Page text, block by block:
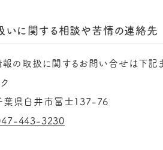
に関する相談や苦情の連絡先
の取扱に関するお問い合せは下記ま
県白井市冨士137-76
443-3230